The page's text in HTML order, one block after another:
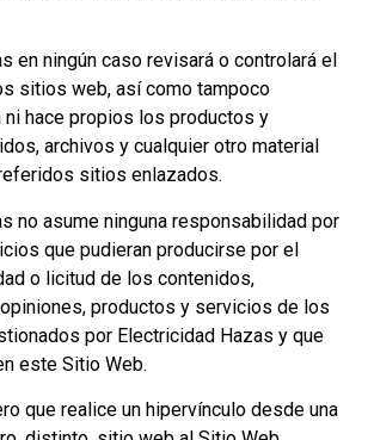
en ningún caso revisará o controlará el
sitios web, así como tampoco
ni hace propios los productos y
archivos y cualquier otro material
sitios enlazados.
no asume ninguna responsabilidad por
que pudieran producirse por el
o licitud de los contenidos,
productos y servicios de los
por Electricidad Hazas y que
este Sitio Web.
que realice un hipervínculo desde una